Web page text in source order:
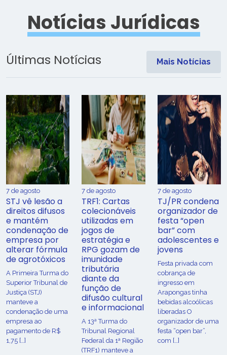
Notícias Jurídicas
Últimas Notícias Mais Notícias
7 de agosto
STJ vê lesão a
direitos difusos
e mantém
condenação de
empresa por
alterar fórmula
de agrotóxicos
​A Primeira Turma do
Superior Tribunal de
Justiça (STJ)
manteve a
condenação de uma
empresa ao
pagamento de R$
1,75 […]
7 de agosto
TRF1: Cartas
colecionáveis
utilizadas em
jogos de
estratégia e
RPG gozam de
imunidade
tributária
diante da
função de
difusão cultural
e informacional
A 13ª Turma do
Tribunal Regional
Federal da 1ª Região
(TRF1) manteve a
7 de agosto
TJ/PR condena
organizador de
festa “open
bar” com
adolescentes e
jovens
Festa privada com
cobrança de
ingresso em
Arapongas tinha
bebidas alcoólicas
liberadas O
organizador de uma
festa “open bar”,
com […]